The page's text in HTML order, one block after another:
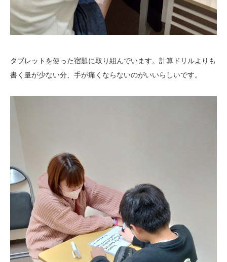
タブレットを使った宿題に取り組んでいます。計算ドリルよりも
書く量が少ない分、手が痛くならないのがいいらしいです。